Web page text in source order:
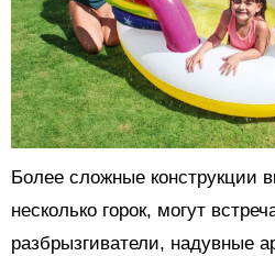
Более сложные конструкции
несколько горок, могут
разбрызгиватели, надувные